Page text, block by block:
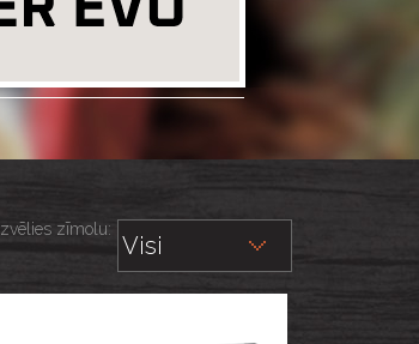
Izvēlies zīmolu: